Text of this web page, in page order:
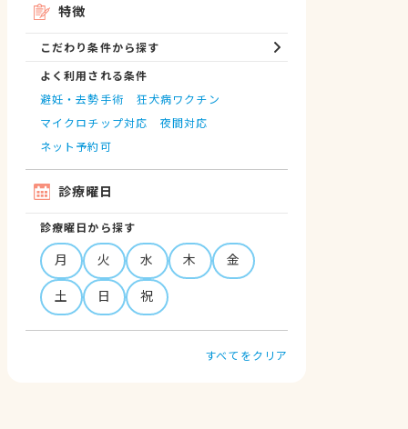
特徴
こだわり条件から探す
よく利用される条件
避妊・去勢手術
狂犬病ワクチン
マイクロチップ対応
夜間対応
ネット予約可
診療曜日
診療曜日から探す
月 火 水 木
金
土
日 祝
すべてをクリア